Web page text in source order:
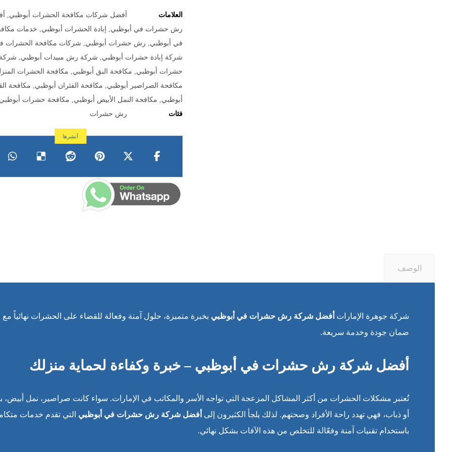
العلامات أفضل شركات مكافحة الحشرات أبوظبي
رش حشرات في أبوظبي
إبادة الحشرات أبوظبي
خدمات
في أبوظبي
رش حشرات أبوظبي
شركات مكافحة الحشرات
شركة إبادة حشرات أبوظبي
شركة رش مبيدات أبوظبي
حشرات أبوظبي
مكافحة البق أبوظبي
مكافحة الحشرات
مكافحة الصراصير أبوظبي
مكافحة الفئران أبوظبي
مكافحة
أبوظبي
مكافحة النمل الأبيض أبوظبي
مكافحة حشرات أبوظبي 24
فئات
رش حشرات
الوصف
شركة جوهرة الإمارات أفضل شركة رش حشرات في أبوظبي بخبرة متميزة، حلول آمنة وفعالة للقضاء على الحشرات نهائياً مع
ضمان جودة وخدمة سريعة.
أفضل شركة رش حشرات في أبوظبي – خبرة وكفاءة لحماية منزلك
تُعتبر مشكلات الحشرات من أكثر المشاكل المزعجة التي تواجه الأسر والمكاتب في الإمارات. سواء كانت صراصير، نمل أبيض،
أو ذباب، فهي تهدد راحة الأفراد وصحتهم. لذلك يلجأ الكثيرون إلى أفضل شركة رش حشرات في أبوظبي التي تقدم خدمات
باستخدام تقنيات آمنة وفعّالة للتخلص من هذه الآفات بشكل نهائي.